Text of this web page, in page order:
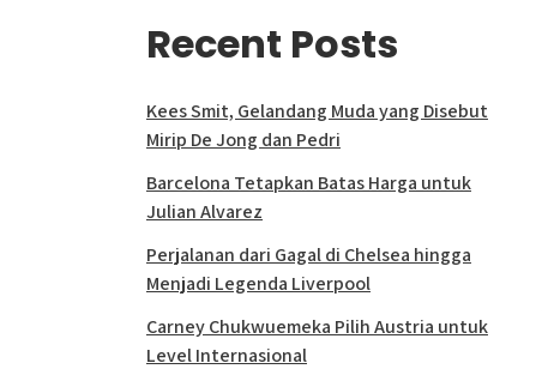
Recent Posts
Kees Smit, Gelandang Muda yang Disebut
Mirip De Jong dan Pedri
Barcelona Tetapkan Batas Harga untuk
Julian Alvarez
Perjalanan dari Gagal di Chelsea hingga
Menjadi Legenda Liverpool
Carney Chukwuemeka Pilih Austria untuk
Level Internasional